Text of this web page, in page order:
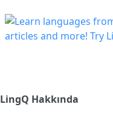
LingQ Hakkında